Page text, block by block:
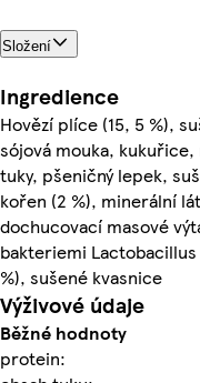
Složení
Ingredience
Hovězí plíce (15, 5 %),
sójová mouka,
tuky, pšeničný lepek,
kořen (2 %), minerální
dochucovací masové
bakteriemi
%), sušené kvasnice
Výživové údaje
Běžné hodnoty
protein: